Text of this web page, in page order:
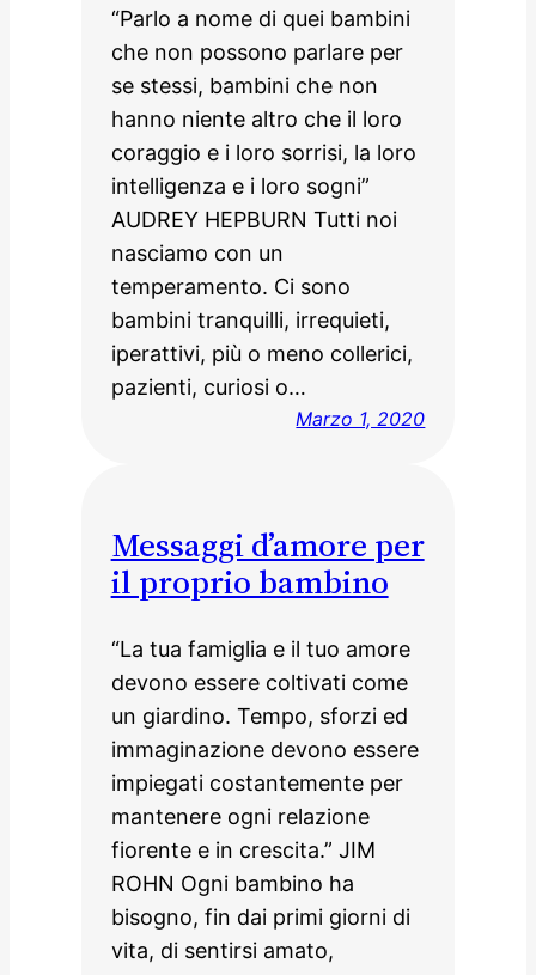
“Parlo a nome di quei bambini
che non possono parlare per
se stessi, bambini che non
hanno niente altro che il loro
coraggio e i loro sorrisi, la loro
intelligenza e i loro sogni”
AUDREY HEPBURN Tutti noi
nasciamo con un
temperamento. Ci sono
bambini tranquilli, irrequieti,
iperattivi, più o meno collerici,
pazienti, curiosi o…
Marzo 1, 2020
Messaggi d’amore per
il proprio bambino
“La tua famiglia e il tuo amore
devono essere coltivati come
un giardino. Tempo, sforzi ed
immaginazione devono essere
impiegati costantemente per
mantenere ogni relazione
fiorente e in crescita.” JIM
ROHN Ogni bambino ha
bisogno, fin dai primi giorni di
vita, di sentirsi amato,